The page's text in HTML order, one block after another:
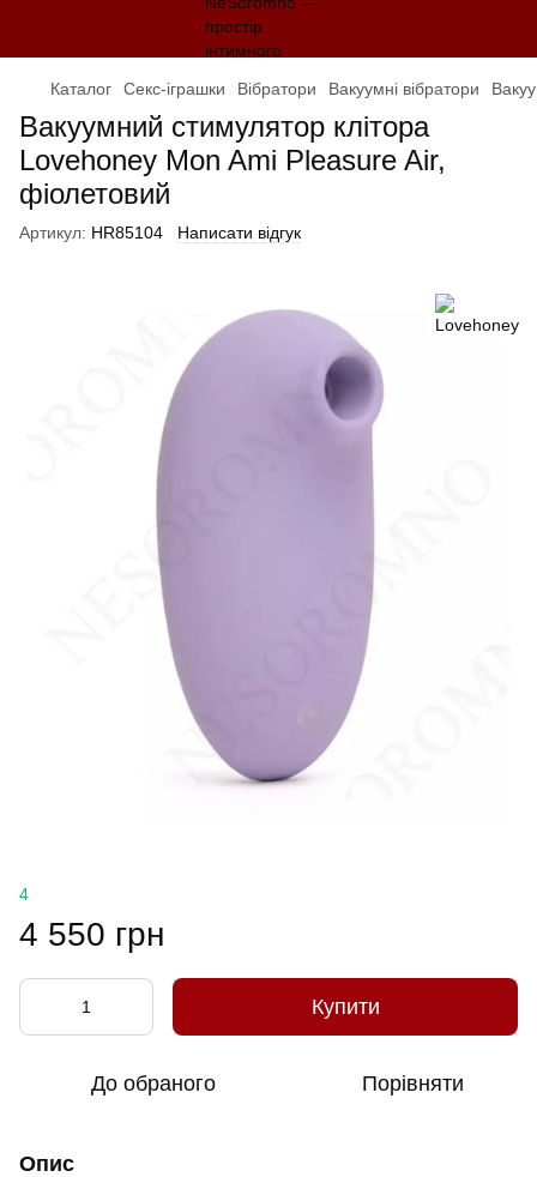
Каталог Секс-іграшки Вібратори Вакуумні вібратори
Вакуумний стимулятор клітора
Lovehoney Mon Ami Pleasure Air,
фіолетовий
Артикул: HR85104 Написати відгук
4
4 550 грн
Купити
До обраного Порівняти
Опис